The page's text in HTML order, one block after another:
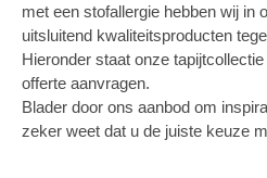
met een stofallergie hebben wij in
uitsluitend kwaliteitsproducten
Hieronder staat onze
offerte aanvragen.
Blader door ons aanbod om
zeker weet dat u de juiste keuze